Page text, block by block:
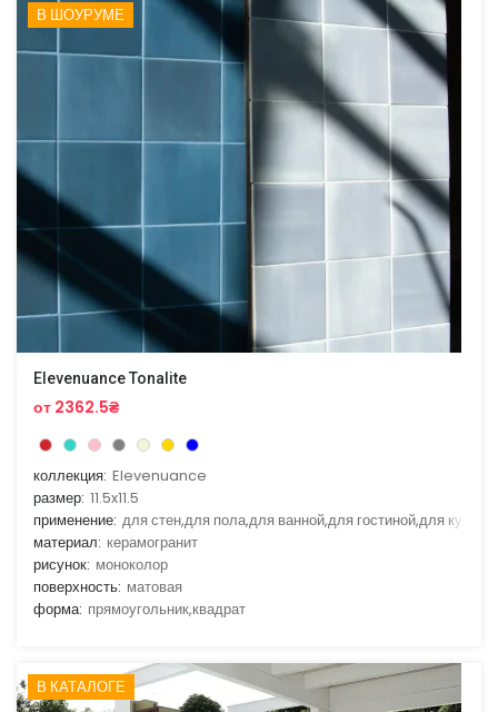
В ШОУРУМЕ
Elevenuance Tonalite
от 2362.5₴
коллекция: Elevenuance
размер: 11.5x11.5
применение: для стен,для пола,для ванной,для гостиной,для кухни
материал: керамогранит
рисунок: моноколор
поверхность: матовая
форма: прямоугольник,квадрат
В КАТАЛОГЕ